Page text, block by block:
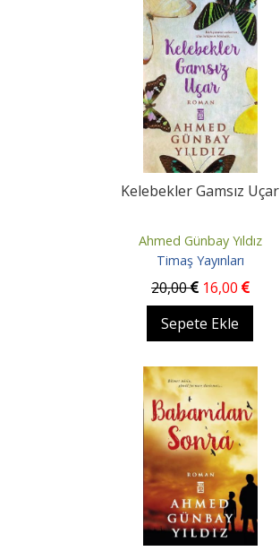
Kelebekler Gamsız Uçar
Ahmed Günbay Yıldız
Timaş Yayınları
20,00 16,00
Sepete Ekle